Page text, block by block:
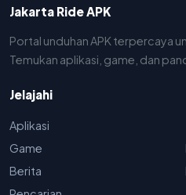
Jakarta Ride APK
Portal unduhan APK terpercaya
Temukan aplikasi, game, dan
Jelajahi
Aplikasi
Game
Berita